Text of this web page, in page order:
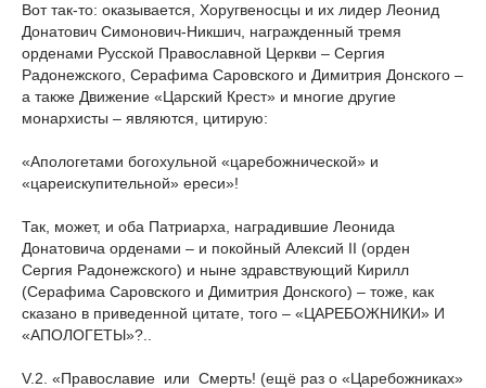
Вот так-то: оказывается, Хоругвеносцы и их лидер Леонид
Донатович Симонович-Никшич, награжденный тремя
орденами Русской Православной Церкви – Сергия
Радонежского, Серафима Саровского и Димитрия Донского –
а также Движение «Царский Крест» и многие другие
монархисты – являются, цитирую:
«Апологетами богохульной «царебожнической» и
«цареискупительной» ереси»!
Так, может, и оба Патриарха, наградившие Леонида
Донатовича орденами – и покойный Алексий II (орден
Сергия Радонежского) и ныне здравствующий Кирилл
(Серафима Саровского и Димитрия Донского) – тоже, как
сказано в приведенной цитате, того – «ЦАРЕБОЖНИКИ» И
«АПОЛОГЕТЫ»?..
V.2. «Православие или Смерть! (eщё раз о «Царебожниках»